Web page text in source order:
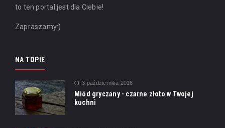
to ten portal jest dla Ciebie!
Zapraszamy:)
NA TOPIE
3 października 2016
Miód gryczany - czarne złoto w Twojej
kuchni